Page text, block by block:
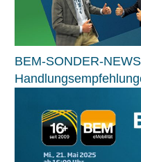
BEM-SONDER-